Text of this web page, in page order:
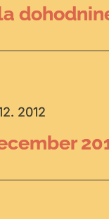
2012